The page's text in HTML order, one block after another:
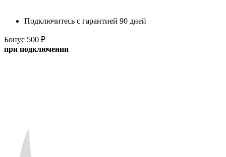
Подключитесь с гарантией 90 дней
Бонус 500 ₽
при подключении